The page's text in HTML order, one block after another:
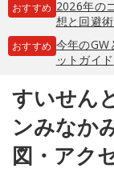
おすすめ 2026年の
想と回避
おすすめ 今年のGW
ットガイド
すいせん
ンみなか
図・アク